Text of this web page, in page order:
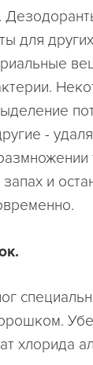
для
-
и
хлорида